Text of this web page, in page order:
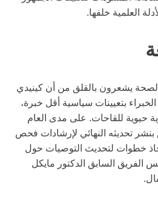
العلمية خلفها.
يشعرون بالقلق من أن كينيدي
بتعيينات سياسية أقل خبرة،
حيوية للقاحات. على مدى العام
تحديثه النهائي لإرشادات فحص
خطوات لتحديث التوصيات حول
الفريق السابق الدكتور مايكل